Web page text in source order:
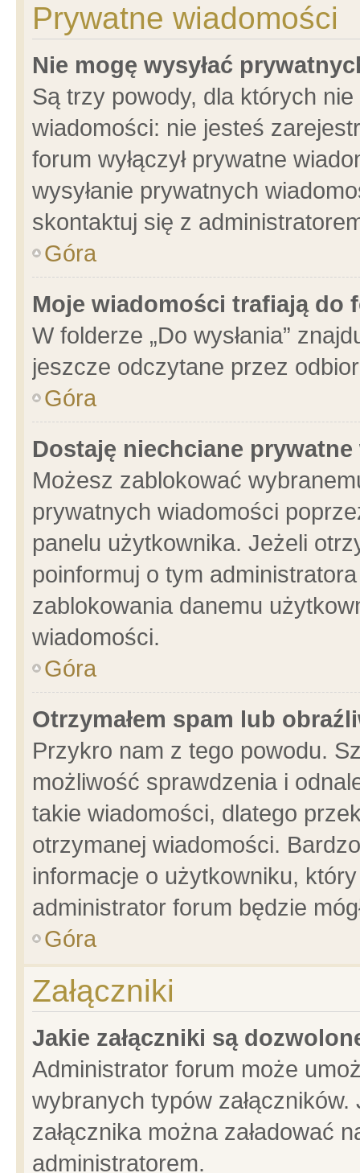
Prywatne wiadomości
Nie mogę wysyłać
Są trzy powody, dla których
wiadomości: nie jesteś
forum wyłączył prywatne
wysyłanie prywatnych
skontaktuj się z
Góra
Moje wiadomości trafiają do
W folderze „Do wysłania”
jeszcze odczytane przez
Góra
Dostaję niechciane
Możesz zablokować
prywatnych wiadomości
panelu użytkownika. Jeżeli
poinformuj o tym
zablokowania danemu
wiadomości.
Góra
Otrzymałem spam lub
Przykro nam z tego powodu.
możliwość sprawdzenia i
takie wiadomości, dlatego
otrzymanej wiadomości.
informacje o użytkowniku,
administrator forum będzie
Góra
Załączniki
Jakie załączniki są
Administrator forum może
wybranych typów
załącznika można załadować
administratorem.